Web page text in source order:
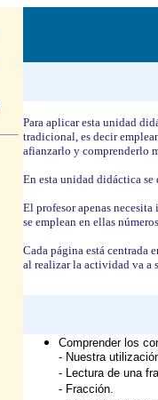
Para aplicar esta unidad
tradicional, es decir
afianzarlo y comprenderlo
En esta unidad didáctica se
El profesor apenas
se emplean en ellas
Cada página está centrada
al realizar la actividad va a
Comprender los
- Nuestra
- Lectura de una
- Fracción.